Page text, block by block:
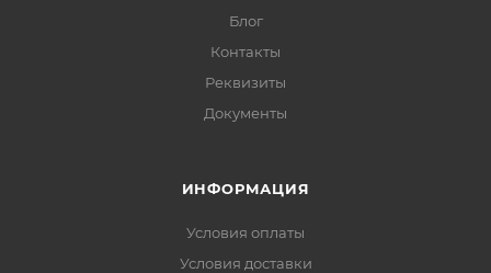
Блог
Контакты
Реквизиты
Документы
ИНФОРМАЦИЯ
Условия оплаты
Условия доставки